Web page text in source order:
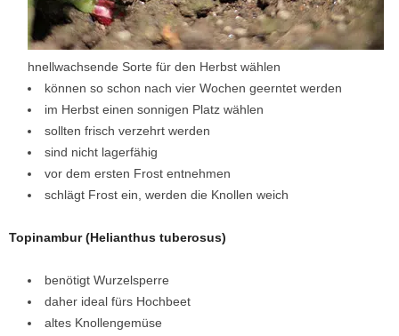
hnellwachsende Sorte für den Herbst wählen
können so schon nach vier Wochen geerntet werden
im Herbst einen sonnigen Platz wählen
sollten frisch verzehrt werden
sind nicht lagerfähig
vor dem ersten Frost entnehmen
schlägt Frost ein, werden die Knollen weich
Topinambur (Helianthus tuberosus)
benötigt Wurzelsperre
daher ideal fürs Hochbeet
altes Knollengemüse